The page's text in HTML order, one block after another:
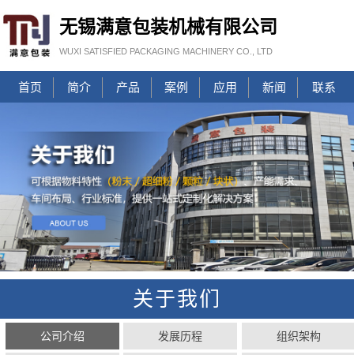
无锡满意包装机械有限公司
WUXI SATISFIED PACKAGING MACHINERY CO., LTD
首页 简介 产品 案例 应用 新闻 联系
关于我们
公司介绍 发展历程 组织架构